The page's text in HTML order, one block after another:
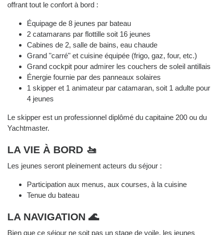
offrant tout le confort à bord :
Équipage de 8 jeunes par bateau
2 catamarans par flottille soit 16 jeunes
Cabines de 2, salle de bains, eau chaude
Grand "carré" et cuisine équipée (frigo, gaz, four, etc.)
Grand cockpit pour admirer les couchers de soleil antillais
Énergie fournie par des panneaux solaires
1 skipper et 1 animateur par catamaran, soit 1 adulte pour
4 jeunes
Le skipper est un professionnel diplômé du capitaine 200 ou du
Yachtmaster.
LA VIE À BORD 🚤
Les jeunes seront pleinement acteurs du séjour :
Participation aux menus, aux courses, à la cuisine
Tenue du bateau
LA NAVIGATION 🌊
Bien que ce séjour ne soit pas un stage de voile, les jeunes